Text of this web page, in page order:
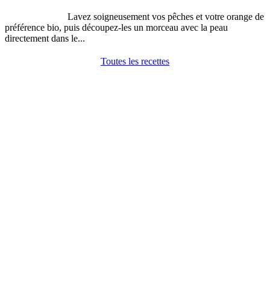
Lavez soigneusement vos pêches et votre orange de
préférence bio, puis découpez-les un morceau avec la peau
directement dans le...
Toutes les recettes